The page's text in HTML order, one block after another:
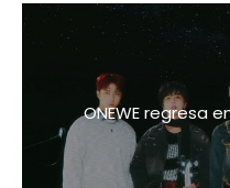
ONEWE regresa